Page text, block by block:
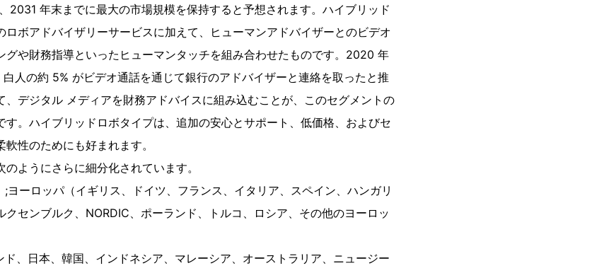
2031 年末までに最大の市場規模を保持すると予想されます。ハイブリッド
ロボアドバイザリーサービスに加えて、ヒューマンアドバイザーとのビデオ
グや財務指導といったヒューマンタッチを組み合わせたものです。2020 年
人の約 5% がビデオ通話を通じて銀行のアドバイザーと連絡を取ったと推
、デジタル メディアを財務アドバイスに組み込むことが、このセグメントの
す。ハイブリッドロボタイプは、追加の安心とサポート、低価格、およびセ
性のためにも好まれます。
ようにさらに細分化されています。
ヨーロッパ（イギリス、ドイツ、フランス、イタリア、スペイン、ハンガリ
クセンブルク、NORDIC、ポーランド、トルコ、ロシア、その他のヨーロッ
、日本、韓国、インドネシア、マレーシア、オーストラリア、ニュージー